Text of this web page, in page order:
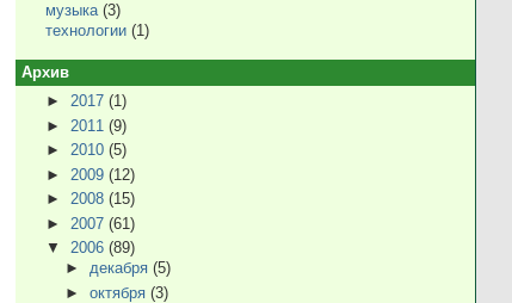
музыка (3)
технологии (1)
Архив
►2017(1)
► 2011(9)
►2010(5)
► 2009(12)
►2008(15)
► 2007(61)
▼2006(89)
► декабря (5)
► октября (3)